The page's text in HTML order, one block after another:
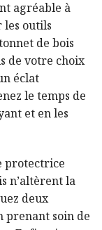
agréable à
les outils
de bois
de votre choix
éclat
le temps de
et en les
protectrice
n’altèrent la
deux
prenant soin de